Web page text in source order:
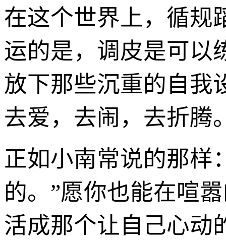
在这个世界上，循规
运的是，调皮是可以
放下那些沉重的自我
去爱，去闹，去折腾
正如小南常说的那样
的。”愿你也能在喧
活成那个让自己心动